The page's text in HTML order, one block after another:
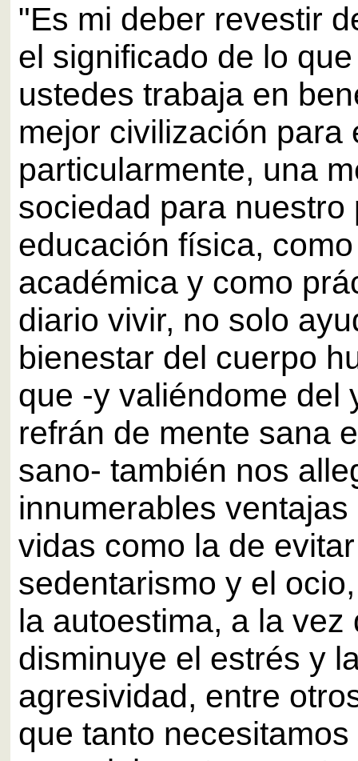
"Es mi deber revestir
el significado de lo
ustedes trabaja en
mejor civilización para
particularmente, una
sociedad para nuestro
educación física,
académica y como
diario vivir, no solo
bienestar del cuerpo
que -y valiéndome del
refrán de mente sana
sano- también nos
innumerables
vidas como la de
sedentarismo y el
la autoestima, a la vez
disminuye el estrés y
agresividad, entre
que tanto